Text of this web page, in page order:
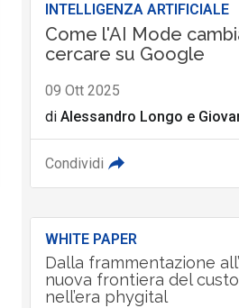
INTELLIGENZA ARTIFICIALE
Come l'AI Mode
cercare su Google
09 Ott 2025
di Alessandro Longo e
Condividi
WHITE PAPER
Dalla frammentazione
nuova frontiera del
nell’era phygital